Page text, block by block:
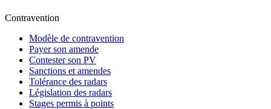
Contravention
Modèle de contravention
Payer son amende
Contester son PV
Sanctions et amendes
Tolérance des radars
Législation des radars
Stages permis à points